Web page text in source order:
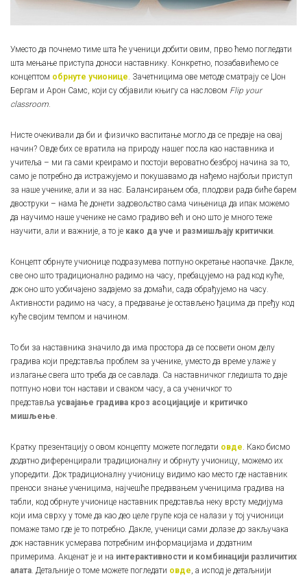
Уместо да почнемо тиме шта ће ученици добити овим, прво ћемо погледати
шта мењање приступа доноси наставнику. Конкретно, позабавићемо се
концептом oбрнуте учионице. Зачетницима ове методе сматрају се Џон
Бергам и Арон Самс, који су објавили књигу са насловом Flip your
classroom.
Нисте очекивали да би и физичко васпитање могло да се предаје на овај
начин? Овде бих се вратила на природу нашег посла као наставника и
учитеља – ми га сами креирамо и постоји вероватно безброј начина за то,
само је потребно да истражујемо и покушавамо да нађемо најбољи приступ
за наше ученике, али и за нас. Балансирањем оба, плодови рада биће барем
двоструки – нама ће донети задовољство сама чињеница да ипак можемо
да научимо наше ученике не само градиво већ и оно што је много теже
научити, али и важније, а то је како да уче и размишљају критички.
Концепт обрнуте учионице подразумева потпуно окретање наопачке. Дакле,
све оно што традиционално радимо на часу, пребацујемо на рад код куће,
док оно што уобичајено задајемо за домаћи, сада обрађујемо на часу.
Активности радимо на часу, а предавање је остављено ђацима да пређу код
куће својим темпом и начином.
То би за наставника значило да има простора да се посвети онoм делу
градива који представља проблем за ученике, уместо да време улаже у
излагање свега што треба да се савлада. Са наставничког гледишта то даје
потпуно нови тон настави и сваком часу, а са ученичког то
представља усвајање градива кроз асоцијације и критичко
мишљење.
Кратку презентацију о овом концепту можете погледати овде. Како бисмо
додатно диференцирали традиционалну и обрнуту учионицу, можемо их
упоредити. Док традиционалну учионицу видимо као место где наставник
преноси знање ученицима, најчешће предавањем ученицима градива на
табли, код обрнуте учионице наставник представља неку врсту медијума
који има сврху у томе да као део целе групе која се налази у тој учионици
помаже тамо где је то потребно. Дакле, ученици сами долазе до закључака
док наставник усмерава потребним информацијама и додатним
примерима. Акценат је и на интерактивности и комбинацији различитих
алата. Детаљније о томе можете погледати овде, а испод је детаљнији